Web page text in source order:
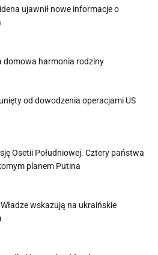
ujawnił nowe informacje o
domowa harmonia rodziny
od dowodzenia operacjami US
Osetii Południowej. Cztery państwa
planem Putina
wskazują na ukraińskie